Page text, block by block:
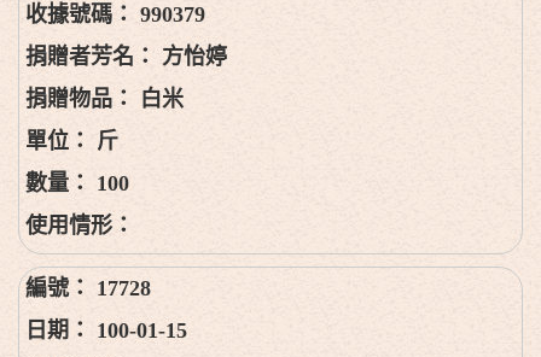
990379
方怡婷
白米
斤
100
17728
100-01-15